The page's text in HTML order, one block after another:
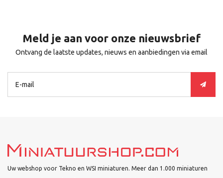
Meld je aan voor onze nieuwsbrief
Ontvang de laatste updates, nieuws en aanbiedingen via email
Uw webshop voor Tekno en WSI miniaturen. Meer dan 1.000 miniaturen